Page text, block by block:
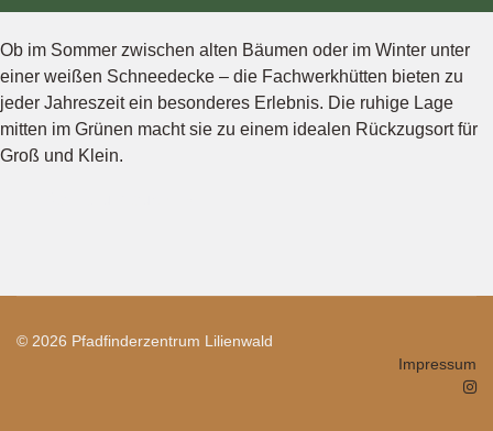
Ob im Sommer zwischen alten Bäumen oder im Winter unter
einer weißen Schneedecke – die Fachwerkhütten bieten zu
jeder Jahreszeit ein besonderes Erlebnis. Die ruhige Lage
mitten im Grünen macht sie zu einem idealen Rückzugsort für
Groß und Klein.
© 2026 Pfadfinderzentrum Lilienwald
Impressum